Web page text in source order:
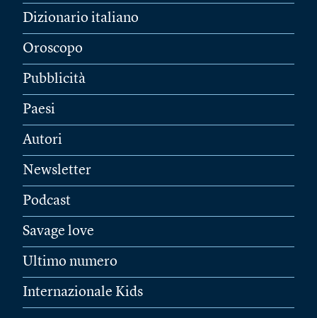
Dizionario italiano
Oroscopo
Pubblicità
Paesi
Autori
Newsletter
Podcast
Savage love
Ultimo numero
Internazionale Kids